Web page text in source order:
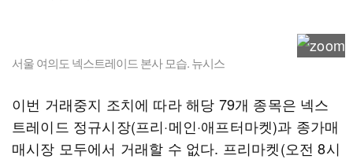
서울 여의도 넥스트레이드 본사 모습. 뉴시스
이번 거래중지 조치에 따라 해당 79개 종목은 넥스
트레이드 정규시장(프리·메인·애프터마켓)과 종가매
매시장 모두에서 거래할 수 없다. 프리마켓(오전 8시